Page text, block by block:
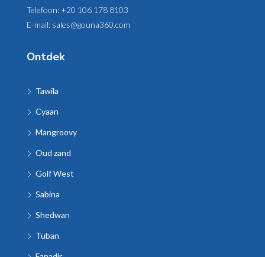
Telefoon: +20 106 178 8103
E-mail: sales@gouna360.com
Ontdek
Tawila
Cyaan
Mangroovy
Oud zand
Golf West
Sabina
Shedwan
Tuban